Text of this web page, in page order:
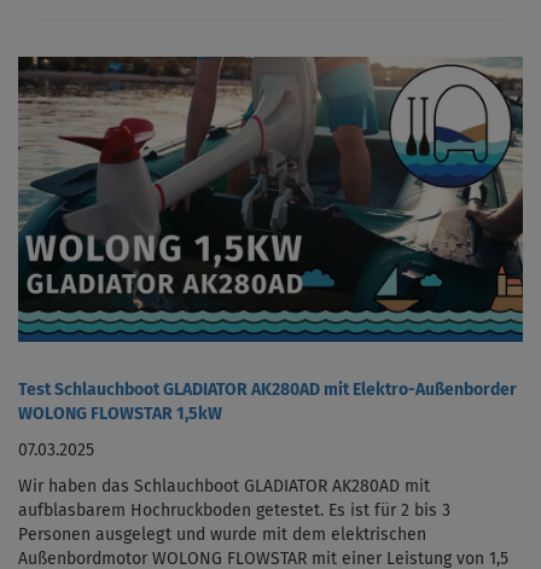
Test Schlauchboot GLADIATOR AK280AD mit Elektro-Außenborder
WOLONG FLOWSTAR 1,5kW
07.03.2025
Wir haben das Schlauchboot GLADIATOR AK280AD mit
aufblasbarem Hochruckboden getestet. Es ist für 2 bis 3
Personen ausgelegt und wurde mit dem elektrischen
Außenbordmotor WOLONG FLOWSTAR mit einer Leistung von 1,5